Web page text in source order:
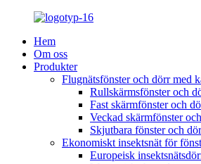
Hem
Om oss
Produkter
Flugnätsfönster och dörr med
Rullskärmsfönster och
Fast skärmfönster och
Veckad skärmfönster
Skjutbara fönster och
Ekonomiskt insektsnät för
Europeisk